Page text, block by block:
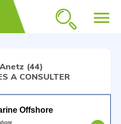
menu
(44)
A CONSULTER
Offshore